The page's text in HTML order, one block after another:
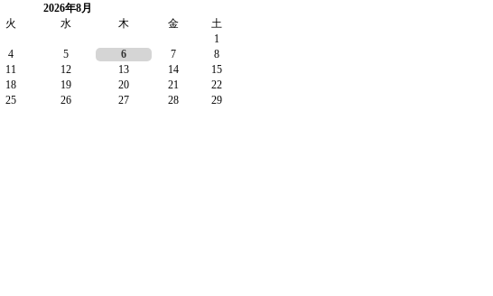
2026年8月
火 水 木 金
土
1
4 5 6 7
8
11 12 13 14
15
18 19 20 21
22
25 26 27 28
29